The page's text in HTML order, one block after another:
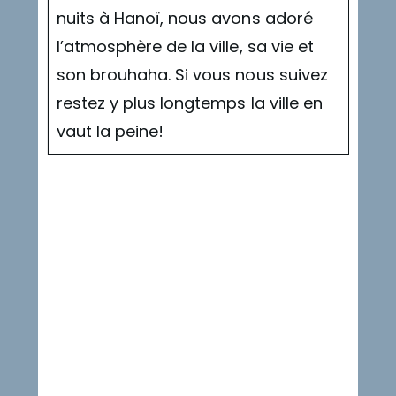
nuits à Hanoï, nous avons adoré
l’atmosphère de la ville, sa vie et
son brouhaha. Si vous nous suivez
restez y plus longtemps la ville en
vaut la peine!